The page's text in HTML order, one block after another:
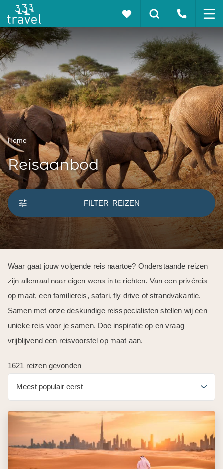
Home
Reisaanbod
FILTER REIZEN
Waar gaat jouw volgende reis naartoe? Onderstaande reizen
zijn allemaal naar eigen wens in te richten. Van een privéreis
op maat, een familiereis, safari, fly drive of strandvakantie.
Samen met onze deskundige reisspecialisten stellen wij een
unieke reis voor je samen. Doe inspiratie op en vraag
vrijblijvend een reisvoorstel op maat aan.
1621 reizen gevonden